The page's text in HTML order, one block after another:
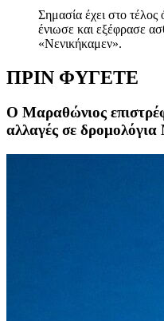
Σημασία έχει στο
ένιωσε και εξέφρασε
«Νενικήκαμεν».
ΠΡΙΝ ΦΥΓΕΤΕ
Ο Μαραθώνιος
αλλαγές σε